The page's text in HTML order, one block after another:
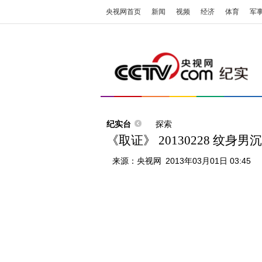
央视网首页 新闻 视频 经济 体育 军
纪实台 探索
《取证》 20130228 纹身男
来源： 央视网 2013年03月01日 03:45